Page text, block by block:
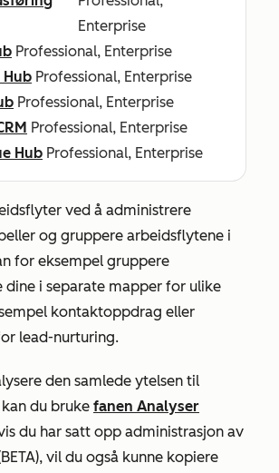
Enterprise
Professional, Enterprise
Hub Professional, Enterprise
Professional, Enterprise
Professional, Enterprise
Hub Professional, Enterprise
ved å administrere
og gruppere arbeidsflytene i
for eksempel gruppere
dine i separate mapper for ulike
kontaktoppdrag eller
lead-nurturing.
den samlede ytelsen til
du bruke fanen Analyser
du har satt opp administrasjon av
, vil du også kunne kopiere